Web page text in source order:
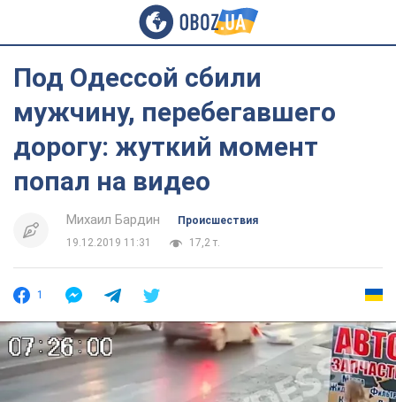
Под Одессой сбили
мужчину, перебегавшего
дорогу: жуткий момент
попал на видео
Михаил Бардин
Происшествия
19.12.2019 11:31
17,2 т.
1